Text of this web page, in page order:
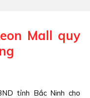
Mall quy
tỉnh Bắc Ninh cho